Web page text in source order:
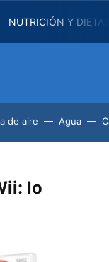
NUTRICIÓN Y
de aire Agua
lo